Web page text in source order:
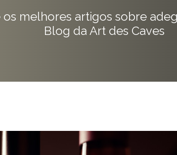
os melhores artigos sobre
Blog da Art des Caves